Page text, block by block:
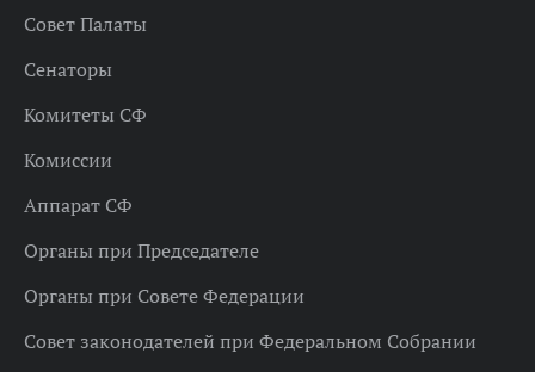
Совет Палаты
Сенаторы
Комитеты СФ
Комиссии
Аппарат СФ
Органы при Председателе
Органы при Совете Федерации
Совет законодателей при Федеральном Собрании